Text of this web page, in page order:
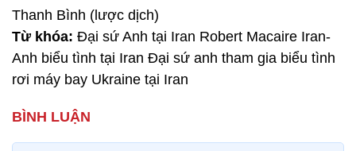
Thanh Bình (lược dịch)
Từ khóa: Đại sứ Anh tại Iran Robert Macaire Iran-
Anh biểu tình tại Iran Đại sứ anh tham gia biểu tình
rơi máy bay Ukraine tại Iran